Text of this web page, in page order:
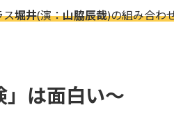
ス堀井(演：山脇辰哉)の組み合わ
は面白い〜